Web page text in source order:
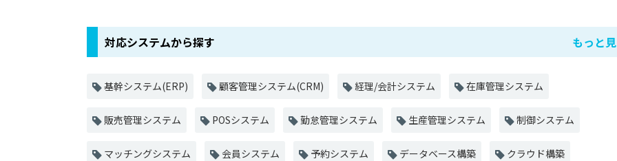
対応システムから探す もっと
基幹システム(ERP) 顧客管理システム(CRM) 経理/会計システム 在庫管理システム
販売管理システム POSシステム 勤怠管理システム 生産管理システム 制御システム
マッチングシステム 会員システム 予約システム データベース構築 クラウド構築